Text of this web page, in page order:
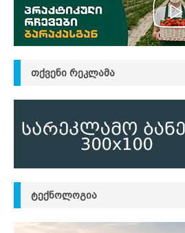
ᲗᲥᲕᲔᲜᲘ ᲠᲔᲙᲚᲐᲛᲐ
ᲢᲔᲥᲜᲝᲚᲝᲒᲘᲐ